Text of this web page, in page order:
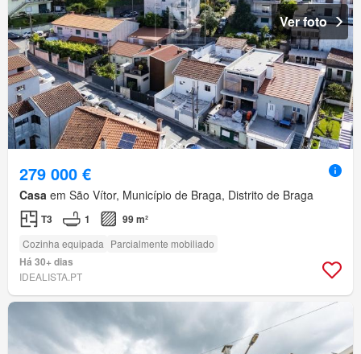
Ver foto
279 000 €
Casa em São Vítor, Município de Braga, Distrito de Braga
T3 1 99 m²
Cozinha equipada Parcialmente mobiliado
Há 30+ dias
IDEALISTA.PT